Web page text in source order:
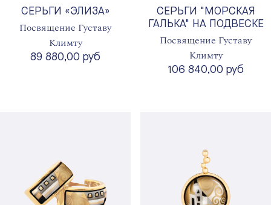
СЕРЬГИ «ЭЛИЗА»
Посвящение Густаву
Климту
89 880,00 руб
СЕРЬГИ "МОРСКАЯ
ГАЛЬКА" НА ПОДВЕСКЕ
Посвящение Густаву
Климту
106 840,00 руб